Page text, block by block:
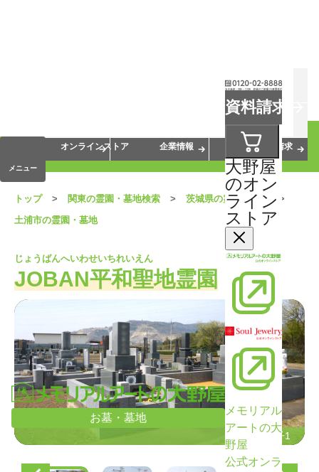
お墓・墓地
資料請求
大野屋
のオン
ライン
ストア
メモリアル
アートの大
野屋
公式オンラ
メニュー
会員サービス
オンラインストア
企業情報 資料請求
トップ 関東の霊園・墓地検索
茨城県の霊園・墓地
土浦市の霊園・墓地
じょうばんへいわせいちれいえん
JOBAN平和聖地霊園
墓域の様子1
墓域の様子1